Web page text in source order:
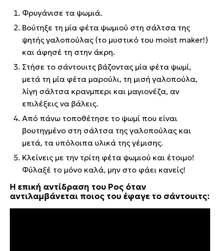
Φρυγάνισε τα ψωμιά.
Βούτηξε τη μία φέτα ψωμιού στη σάλτσα της
ψητής γαλοπούλας (το μυστικό του moist maker!)
και άφησέ τη στην άκρη.
Στήσε το σάντουιτς βάζοντας μία φέτα ψωμί,
μετά τη μία φέτα μαρούλι, τη μισή γαλοπούλα,
λίγη σάλτσα κρανμπερι και μαγιονέζα, αν
επιλέξεις να βάλεις.
Από πάνω τοποθέτησε το ψωμί που είναι
βουτηγμένο στη σάλτσα της γαλοπούλας και
μετά, τα υπόλοιπα υλικά της γέμισης.
Κλείνεις με την τρίτη φέτα ψωμιού και έτοιμο!
Φύλαξέ το μόνο καλά, μην στο φάει κανείς!
Η επική αντίδραση του Ρος όταν
αντιλαμβάνεται ποιος του έφαγε το σάντουιτς: